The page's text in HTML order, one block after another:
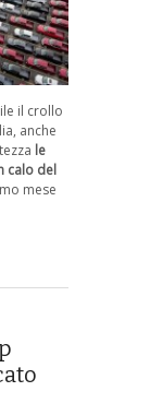
il crollo
anche
le
calo del
mese